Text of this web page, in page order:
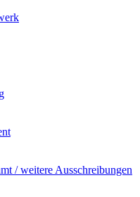
/ weitere Ausschreibungen